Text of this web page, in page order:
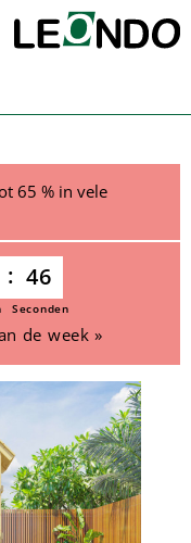
65 % in vele
45
Seconden
de week »